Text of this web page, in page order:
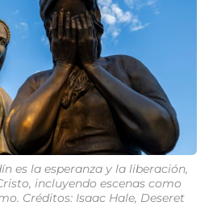
es la esperanza y la liberación,
incluyendo escenas como
Créditos: Isaac Hale, Deseret